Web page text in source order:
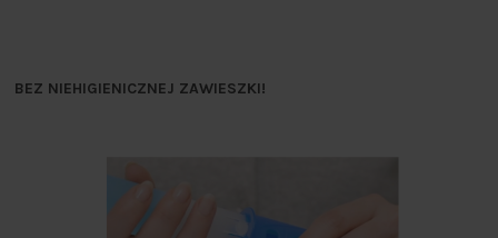
BEZ NIEHIGIENICZNEJ ZAWIESZKI!